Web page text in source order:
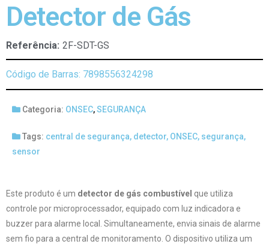
Detector de Gás
Referência: 2F-SDT-GS
Código de Barras: 7898556324298
Categoria: ONSEC,SEGURANÇA
Tags: central de segurança, detector, ONSEC, segurança,
sensor
Este produto é um detector de gás combustível que utiliza
controle por microprocessador, equipado com luz indicadora e
buzzer para alarme local. Simultaneamente, envia sinais de alarme
sem fio para a central de monitoramento. O dispositivo utiliza um